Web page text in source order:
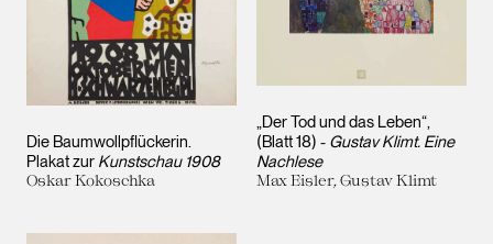
Die Baumwollpflückerin.
Plakat zur Kunstschau 1908
Oskar Kokoschka
„Der Tod und das Leben“,
(Blatt 18) - Gustav Klimt. Eine
Nachlese
Max Eisler, Gustav Klimt